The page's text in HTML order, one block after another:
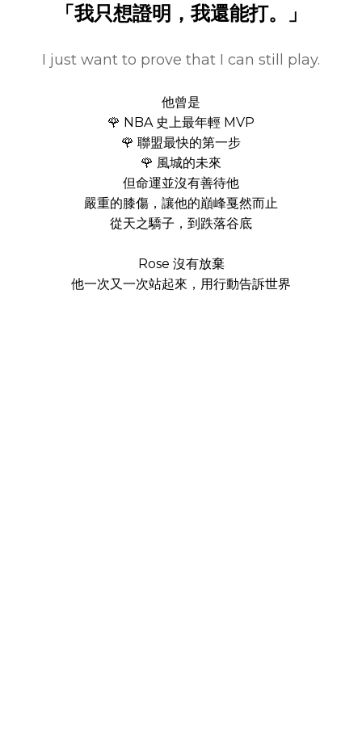
「我只想證明，我還能打。」
I just want to prove that I can still play.
他曾是
🌹 NBA 史上最年輕 MVP
🌹 聯盟最快的第一步
🌹 風城的未來
但命運並沒有善待他
嚴重的膝傷，讓他的巔峰戛然而止
從天之驕子，到跌落谷底
Rose 沒有放棄
他一次又一次站起來，用行動告訴世界